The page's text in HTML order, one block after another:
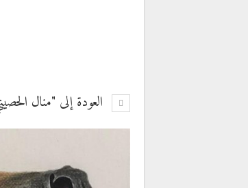
العودة إلى "منال الحصيني فى معرض